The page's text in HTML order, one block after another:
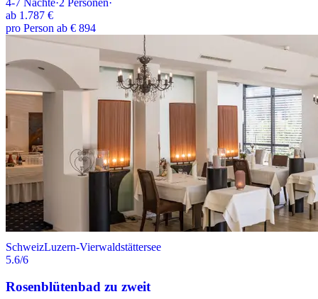
ab 1.787 €
pro Person ab € 894
SchweizLuzern-Vierwaldstättersee
5.6/6
Rosenblütenbad zu zweit